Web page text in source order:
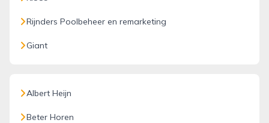
Rijnders Poolbeheer en remarketing
Giant
Albert Heijn
Beter Horen